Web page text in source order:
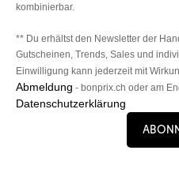
kombinierbar.
** Du erhältst den Newsletter der
Gutscheinen, Trends, Sales und
Einwilligung kann jederzeit mit
Abmeldung - bonprix.ch oder am
Datenschutzerklärung